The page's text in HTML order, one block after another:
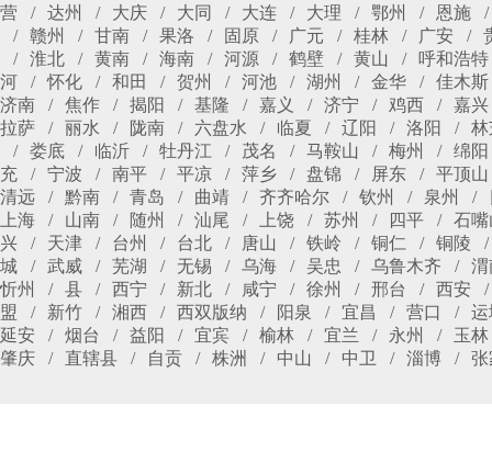
营
达州 大庆 大同 大连 大理 鄂州
恩施
赣州
甘南 果洛 固原 广元 桂林 广安
淮北
黄南 海南 河源 鹤壁 黄山
呼和浩特
河
怀化 和田 贺州 河池 湖州 金华
佳木斯
济南
焦作 揭阳 基隆 嘉义 济宁 鸡西
嘉兴
拉萨
丽水 陇南 六盘水 临夏 辽阳 洛阳
林
娄底
临沂 牡丹江 茂名 马鞍山 梅州
绵阳
充
宁波 南平 平凉 萍乡 盘锦 屏东
平顶山
清远
黔南 青岛 曲靖 齐齐哈尔 钦州 泉州
上海
山南 随州 汕尾 上饶 苏州 四平
石嘴
兴
天津 台州 台北 唐山 铁岭 铜仁
铜陵
城
武威 芜湖 无锡 乌海 吴忠 乌鲁木齐
渭
忻州
县 西宁 新北 咸宁 徐州 邢台
西安
盟
新竹 湘西 西双版纳 阳泉 宜昌 营口
运
延安
烟台 益阳 宜宾 榆林 宜兰 永州
玉林
肇庆
直辖县 自贡 株洲 中山 中卫 淄博 张